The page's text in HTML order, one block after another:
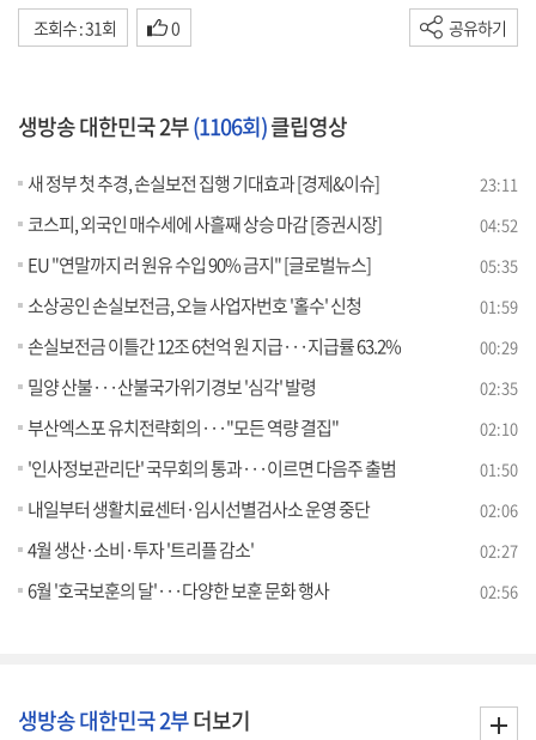
조회수 : 31회 0 공유하기
생방송 대한민국 2부(1106회)클립영상
새 정부 첫 추경, 손실보전 집행 기대효과 [경제&이슈] 23:11
코스피, 외국인 매수세에 사흘째 상승 마감 [증권시장] 04:52
EU "연말까지 러 원유 수입 90% 금지" [글로벌뉴스] 05:35
소상공인 손실보전금, 오늘 사업자번호 '홀수' 신청 01:59
손실보전금 이틀간 12조 6천억 원 지급···지급률 63.2% 00:29
밀양 산불···산불국가위기경보 '심각' 발령 02:35
부산엑스포 유치전략회의···"모든 역량 결집" 02:10
'인사정보관리단' 국무회의 통과···이르면 다음주 출범 01:50
내일부터 생활치료센터·임시선별검사소 운영 중단 02:06
4월 생산·소비·투자 '트리플 감소' 02:27
6월 '호국보훈의 달'···다양한 보훈 문화 행사 02:56
생방송 대한민국 2부더보기